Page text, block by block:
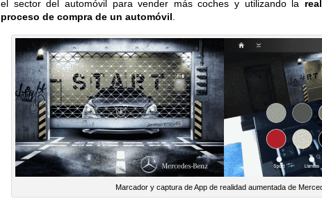
el sector del automóvil para vender más coches y utilizando la
proceso de compra de un automóvil
Marcador y captura de App de realidad aumentada de